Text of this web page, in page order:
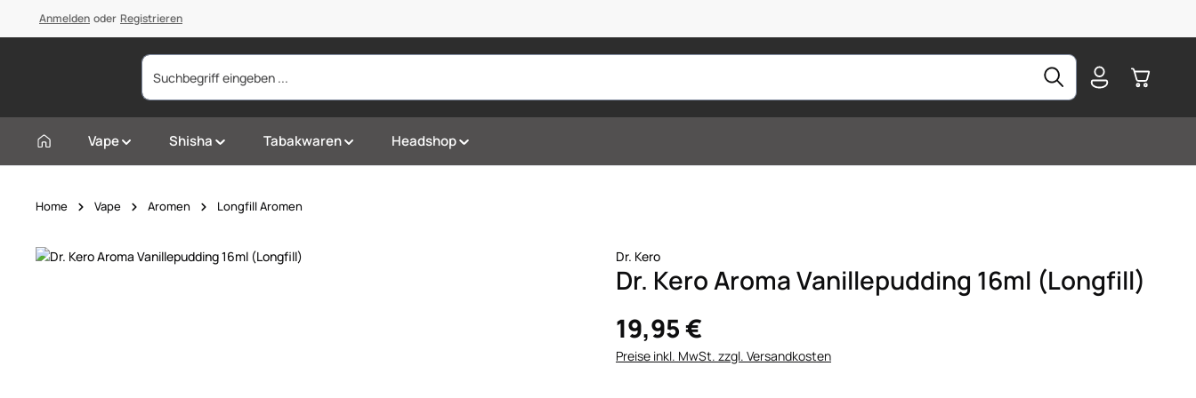
Zur Hauptnavigation springen
Anmelden oder Registrieren
Vape Shisha Tabakwaren Headshop
Home Vape Aromen Longfill Aromen
Bildergalerie überspringen Dr. Kero
Dr. Kero Aroma Vanillepudding 16ml (Longfill)
19,95 €
Preise inkl. MwSt. zzgl. Versandkosten